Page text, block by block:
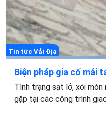
Tin tức Vải Địa
Biện pháp gia cố mái
Tình trạng sạt lở, xói
gặp tại các công trình